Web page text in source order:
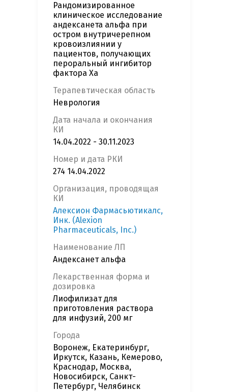
Рандомизированное
клиническое исследование
андексанета альфа при
остром внутричерепном
кровоизлиянии у
пациентов, получающих
пероральный ингибитор
фактора Xa
Терапевтическая область
Неврология
Дата начала и окончания
КИ
14.04.2022 - 30.11.2023
Номер и дата РКИ
274 14.04.2022
Организация, проводящая
КИ
Алексион Фармасьютикалc,
Инк. (Alexion
Pharmaceuticals, Inc.)
Наименование ЛП
Андексанет альфа
Лекарственная форма и
дозировка
Лиофилизат для
приготовления раствора
для инфузий, 200 мг
Города
Воронеж, Екатеринбург,
Иркутск, Казань, Кемерово,
Краснодар, Москва,
Новосибирск, Санкт-
Петербург, Челябинск